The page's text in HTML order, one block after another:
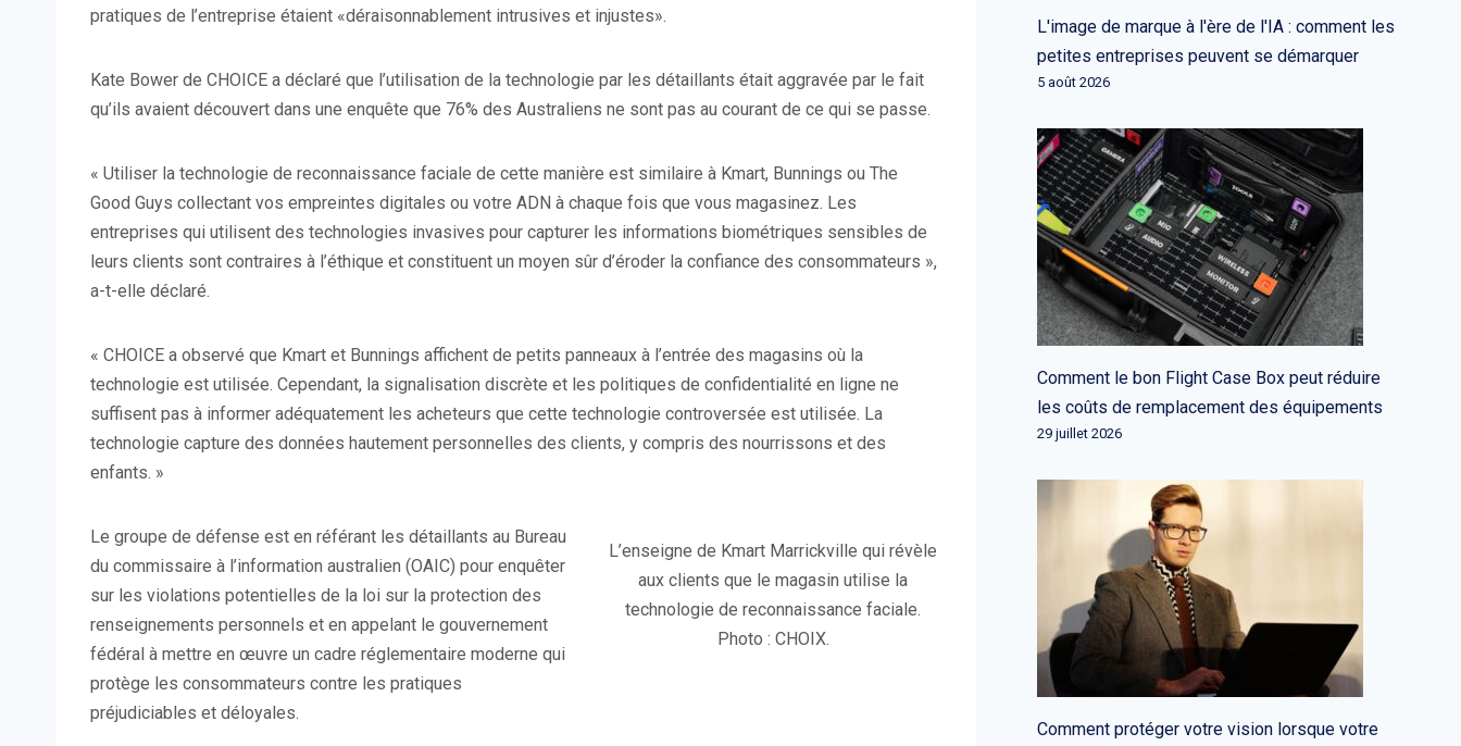
pratiques de l’entreprise étaient «déraisonnablement intrusives et injustes».
Kate Bower de CHOICE a déclaré que l’utilisation de la technologie par les détaillants était aggravée par le fait
qu’ils avaient découvert dans une enquête que 76% des Australiens ne sont pas au courant de ce qui se passe.
« Utiliser la technologie de reconnaissance faciale de cette manière est similaire à Kmart, Bunnings ou The
Good Guys collectant vos empreintes digitales ou votre ADN à chaque fois que vous magasinez. Les
entreprises qui utilisent des technologies invasives pour capturer les informations biométriques sensibles de
leurs clients sont contraires à l’éthique et constituent un moyen sûr d’éroder la confiance des consommateurs »,
a-t-elle déclaré.
« CHOICE a observé que Kmart et Bunnings affichent de petits panneaux à l’entrée des magasins où la
technologie est utilisée. Cependant, la signalisation discrète et les politiques de confidentialité en ligne ne
suffisent pas à informer adéquatement les acheteurs que cette technologie controversée est utilisée. La
technologie capture des données hautement personnelles des clients, y compris des nourrissons et des
enfants. »
L’enseigne de Kmart Marrickville qui révèle
aux clients que le magasin utilise la
technologie de reconnaissance faciale.
Photo : CHOIX.
Le groupe de défense est en référant les détaillants au Bureau
du commissaire à l’information australien (OAIC) ​​pour enquêter
sur les violations potentielles de la loi sur la protection des
renseignements personnels et en appelant le gouvernement
fédéral à mettre en œuvre un cadre réglementaire moderne qui
protège les consommateurs contre les pratiques
préjudiciables et déloyales.
L'image de marque à l'ère de l'IA : comment les
petites entreprises peuvent se démarquer
5 août 2026
Comment le bon Flight Case Box peut réduire
les coûts de remplacement des équipements
29 juillet 2026
Comment protéger votre vision lorsque votre